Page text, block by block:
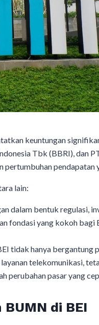
keuntungan
Tbk (BBRI), dan
pertumbuhan pendapatan
lain:
dalam bentuk regulasi,
fondasi yang kokoh
tidak hanya bergantung
telekomunikasi,
perubahan pasar yang
di BEI